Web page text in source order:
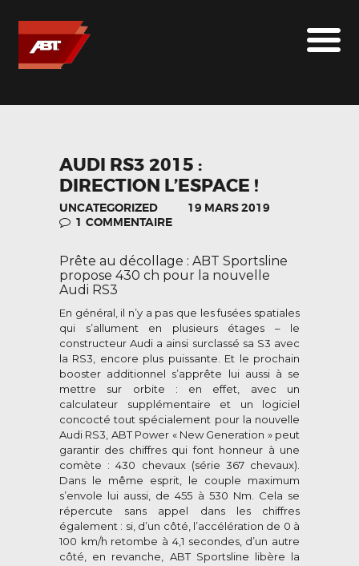
ABT SPORTSLINE FRANCE
MARQUES
ABT
CONTACT
AUDI RS3 2015 :
DIRECTION L’ESPACE !
UNCATEGORIZED
19 MARS 2019
1 COMMENTAIRE
Prête au décollage : ABT Sportsline
propose 430 ch pour la nouvelle
Audi RS3
En général, il n’y a pas que les fusées spatiales
qui s’allument en plusieurs étages – le
constructeur Audi a ainsi surclassé sa S3 avec
la RS3, encore plus puissante. Et le prochain
booster additionnel s’apprête lui aussi à se
mettre sur orbite : en effet, avec un
calculateur supplémentaire et un logiciel
concocté tout spécialement pour la nouvelle
Audi RS3, ABT Power « New Generation » peut
garantir des chiffres qui font honneur à une
comète : 430 chevaux (série 367 chevaux).
Dans le même esprit, le couple maximum
s’envole lui aussi, de 455 à 530 Nm. Cela se
répercute sans appel dans les chiffres
également : si, d’un côté, l’accélération de 0 à
100 km/h retombe à 4,1 secondes, d’un autre
côté, en revanche, ABT Sportsline libère la